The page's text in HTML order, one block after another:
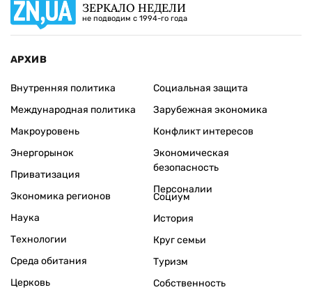
ЗЕРКАЛО НЕДЕЛИ
не подводим с 1994-го года
АРХИВ
Внутренняя политика
Международная политика
Макроуровень
Энергорынок
Приватизация
Экономика регионов
Социальная защита
Зарубежная экономика
Конфликт интересов
Экономическая
безопасность
Персоналии
Наука
Технологии
Среда обитания
Церковь
Социум
История
Круг семьи
Туризм
Собственность